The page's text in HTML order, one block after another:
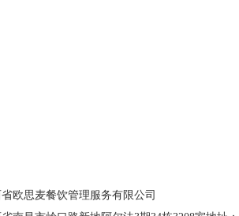
欧思麦餐饮管理服务有限公司